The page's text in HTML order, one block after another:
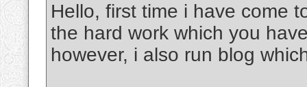
Hello, first time i have come
the hard work which you
however, i also run blog